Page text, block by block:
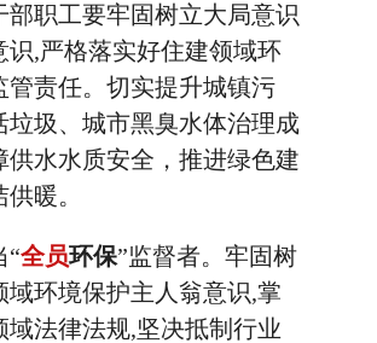
部职工要牢固树立大局意识
识,严格落实好住建领域环
管责任。切实提升城镇污
垃圾、城市黑臭水体治理成
供水水质安全，推进绿色建
暖。
“全员环保”监督者。牢固树
域环境保护主人翁意识,掌
域法律法规,坚决抵制行业